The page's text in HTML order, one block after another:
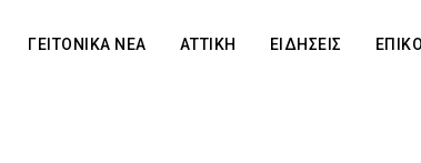
ΓΕΙΤΟΝΙΚΑ ΝΕΑ ΑΤΤΙΚΗ ΕΙΔΗΣΕΙΣ